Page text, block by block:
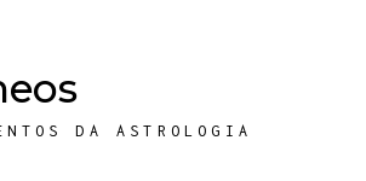
DA ASTROLOGIA